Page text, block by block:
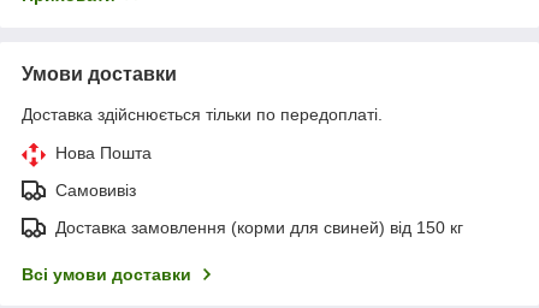
Умови доставки
Доставка здійснюється тільки по передоплаті.
Нова Пошта
Самовивіз
Доставка замовлення (корми для свиней) від 150 кг
Всі умови доставки